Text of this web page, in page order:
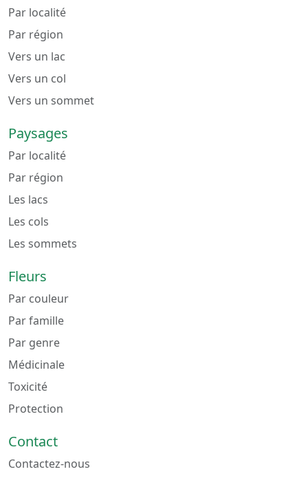
Par localité
Par région
Vers un lac
Vers un col
Vers un sommet
Paysages
Par localité
Par région
Les lacs
Les cols
Les sommets
Fleurs
Par couleur
Par famille
Par genre
Médicinale
Toxicité
Protection
Contact
Contactez-nous